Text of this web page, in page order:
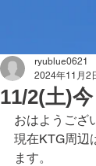
11/2(土)
ryublue0621
2024年11月2
おはようござ
現在KTG周辺
ます。